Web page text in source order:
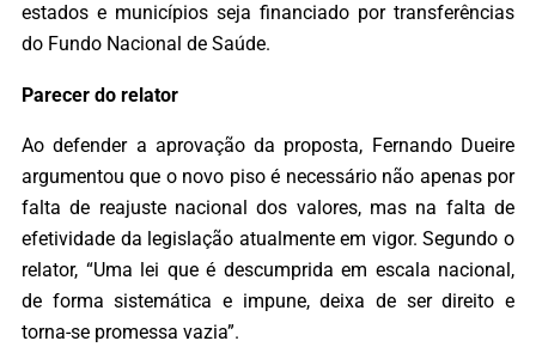
estados e municípios seja financiado por transferências
do Fundo Nacional de Saúde.
Parecer do relator
Ao defender a aprovação da proposta, Fernando Dueire
argumentou que o novo piso é necessário não apenas por
falta de reajuste nacional dos valores, mas na falta de
efetividade da legislação atualmente em vigor. Segundo o
relator, “Uma lei que é descumprida em escala nacional,
de forma sistemática e impune, deixa de ser direito e
torna-se promessa vazia”.